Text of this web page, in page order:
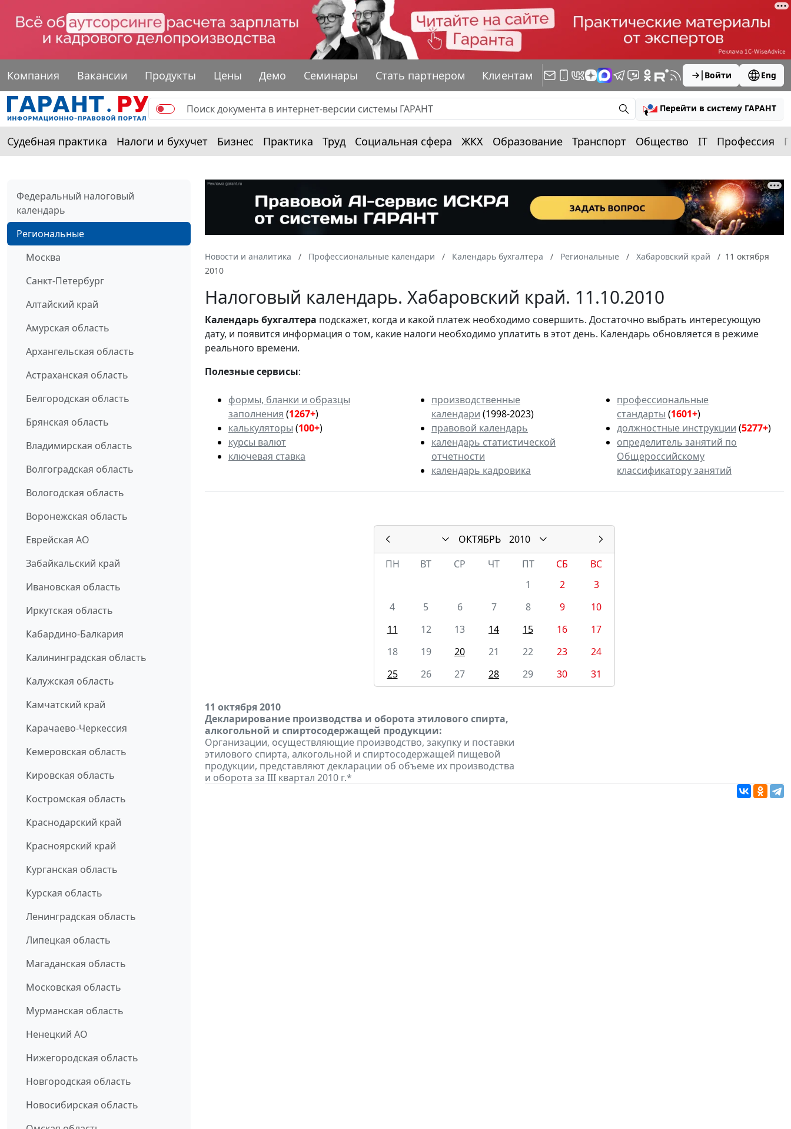
Компания Вакансии Продукты Цены Демо Семинары Стать партнером Клиентам Войти Eng
Перейти в систему ГАРАНТ
Судебная практика Налоги и бухучет Бизнес Практика Труд Социальная сфера ЖКХ Образование Транспорт Общество IT Профессия
Федеральный налоговый
календарь
Региональные
Москва
Санкт-Петербург
Алтайский край
Амурская область
Архангельская область
Астраханская область
Белгородская область
Брянская область
Владимирская область
Волгоградская область
Вологодская область
Воронежская область
Еврейская АО
Забайкальский край
Ивановская область
Иркутская область
Кабардино-Балкария
Калининградская область
Калужская область
Камчатский край
Карачаево-Черкессия
Кемеровская область
Кировская область
Костромская область
Краснодарский край
Красноярский край
Курганская область
Курская область
Ленинградская область
Липецкая область
Магаданская область
Московская область
Мурманская область
Ненецкий АО
Нижегородская область
Новгородская область
Новосибирская область
Новости и аналитика Профессиональные календари Календарь бухгалтера Региональные Хабаровский край
11 октября
2010
Налоговый календарь. Хабаровский край. 11.10.2010
Календарьбухгалтера подскажет, когда и какой платеж необходимо совершить. Достаточно выбрать интересующую
дату, и появится информация о том, какие налоги необходимо уплатить в этот день. Календарь обновляется в режиме
реального времени.
Полезные сервисы:
формы, бланки и образцы
заполнения (1267+)
калькуляторы (100+)
курсы валют
ключевая ставка
производственные
календари (1998-2023)
правовой календарь
календарь статистической
отчетности
календарь кадровика
профессиональные
стандарты (1601+)
должностные инструкции (5277+)
определитель занятий по
Общероссийскому
классификатору занятий
ОКТЯБРЬ
2010
ПН
ВТ СР ЧТ ПТ СБ
ВС
1
2
3
4
5 6 7 8 9
10
11
12 13 14 15 16
17
18
19 20 21 22 23
24
25
26 27 28 29 30 31
11 октября 2010
Декларирование производства и оборота этилового спирта,
алкогольной и спиртосодержащей продукции:
Организации, осуществляющие производство, закупку и поставки
этилового спирта, алкогольной и спиртосодержащей пищевой
продукции, представляют декларации об объеме их производства
и оборота за III квартал 2010 г.*